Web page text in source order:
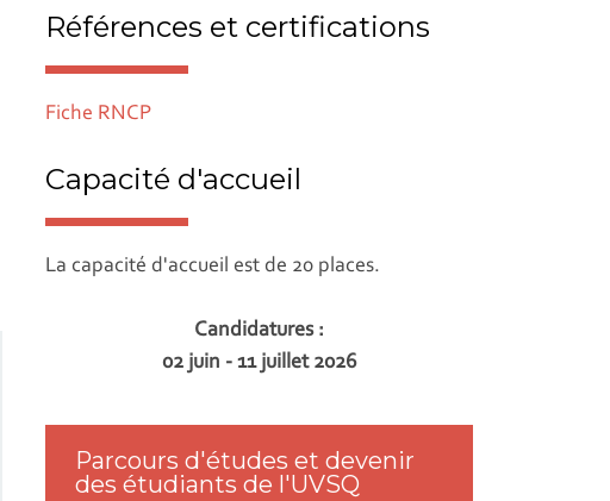
Références et certifications
Fiche RNCP
Capacité d'accueil
La capacité d'accueil est de 20 places.
Candidatures :
02 juin - 11 juillet 2026
Parcours d'études et devenir
des étudiants de l'UVSQ